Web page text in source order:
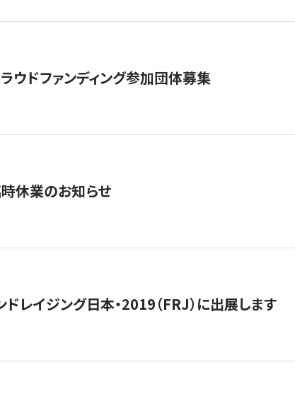
ウドファンディング参加団体募集
休業のお知らせ
ドレイジング日本・2019（FRJ）に出展します